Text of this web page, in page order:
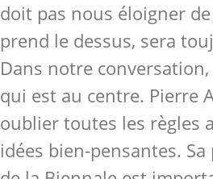
doit pas nous éloigner
prend le dessus, sera
Dans notre conversation,
qui est au centre. Pierre
oublier toutes les règles
idées bien-pensantes.